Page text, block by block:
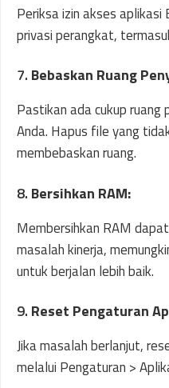
Periksa izin akses aplikasi
privasi perangkat,
7. Bebaskan Ruang
Pastikan ada cukup ruang
Anda. Hapus file yang
membebaskan ruang.
8. Bersihkan RAM:
Membersihkan RAM
masalah kinerja,
untuk berjalan lebih baik.
9. Reset Pengaturan
Jika masalah berlanjut,
melalui Pengaturan >